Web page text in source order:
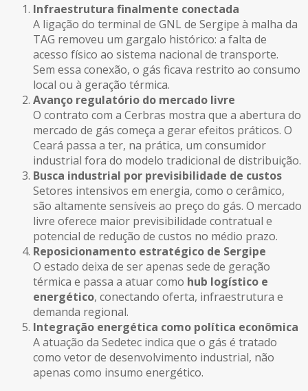
Infraestrutura finalmente conectada
A ligação do terminal de GNL de Sergipe à malha da
TAG removeu um gargalo histórico: a falta de
acesso físico ao sistema nacional de transporte.
Sem essa conexão, o gás ficava restrito ao consumo
local ou à geração térmica.
Avanço regulatório do mercado livre
O contrato com a Cerbras mostra que a abertura do
mercado de gás começa a gerar efeitos práticos. O
Ceará passa a ter, na prática, um consumidor
industrial fora do modelo tradicional de distribuição.
Busca industrial por previsibilidade de custos
Setores intensivos em energia, como o cerâmico,
são altamente sensíveis ao preço do gás. O mercado
livre oferece maior previsibilidade contratual e
potencial de redução de custos no médio prazo.
Reposicionamento estratégico de Sergipe
O estado deixa de ser apenas sede de geração
térmica e passa a atuar como hub logístico e
energético, conectando oferta, infraestrutura e
demanda regional.
Integração energética como política econômica
A atuação da Sedetec indica que o gás é tratado
como vetor de desenvolvimento industrial, não
apenas como insumo energético.